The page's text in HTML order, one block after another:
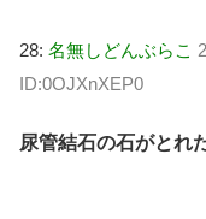
28: 名無しどんぶらこ
ID:0OJXnXEP0
尿管結石の石がとれ